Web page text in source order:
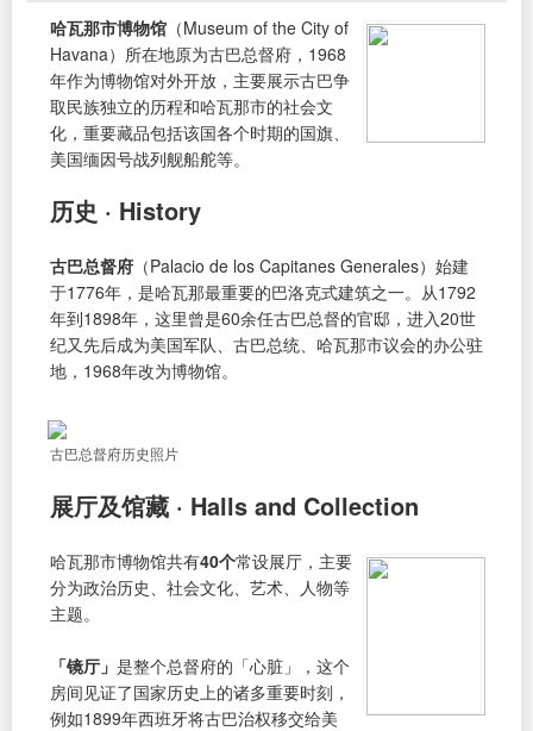
哈瓦那市博物馆 （Museum of the City of
Havana）所在地原为古巴总督府，1968
年作为博物馆对外开放，主要展示古巴争
取民族独立的历程和哈瓦那市的社会文
化，重要藏品包括该国各个时期的国旗、
美国缅因号战列舰船舵等。
历史 · History
古巴总督府 （Palacio de los Capitanes Generales）始建
于1776年，是哈瓦那最重要的巴洛克式建筑之一。从1792
年到1898年，这里曾是60余任古巴总督的官邸，进入20世
纪又先后成为美国军队、古巴总统、哈瓦那市议会的办公驻
地，1968年改为博物馆。
古巴总督府历史照片
展厅及馆藏 · Halls and Collection
哈瓦那市博物馆共有40个常设展厅，主要
分为政治历史、社会文化、艺术、人物等
主题。
「镜厅」 是整个总督府的「心脏」，这个
房间见证了国家历史上的诸多重要时刻，
例如1899年西班牙将古巴治权移交给美